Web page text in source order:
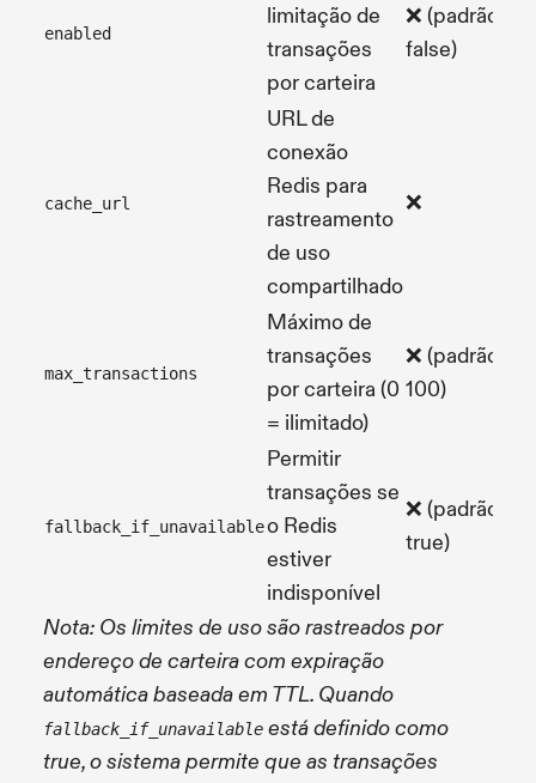
enabled
limitação de
transações
por carteira
❌ (padrão:
false)
cache_url
URL de
conexão
Redis para
rastreamento
de uso
compartilhado
❌
max_transactions
Máximo de
transações
por carteira (0
= ilimitado)
❌ (padrão:
100)
fallback_if_unavailable
Permitir
transações se
o Redis
estiver
indisponível
❌ (padrão:
true)
Nota: Os limites de uso são rastreados por
endereço de carteira com expiração
automática baseada em TTL. Quando
fallback_if_unavailable está definido como
true, o sistema permite que as transações